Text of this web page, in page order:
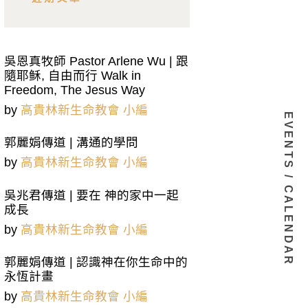
吳恩真牧師 Pastor Arlene Wu | 跟
隨耶稣, 自由而行 Walk in
Freedom, The Jesus Way
by 高貴林新生命教會 小編
郭麗娟傳道 | 溝通的學問
by 高貴林新生命教會 小編
吳兆君傳道 | 要在 神的家中一起
成長
by 高貴林新生命教會 小編
郭麗娟傳道 | 認識神在你生命中的
永恆計畫
by 高貴林新生命教會 小編
EVENTS / CALENDAR